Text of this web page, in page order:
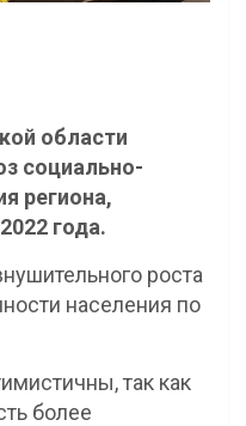
области
социально-
региона,
года.
роста
населения по
так как
более